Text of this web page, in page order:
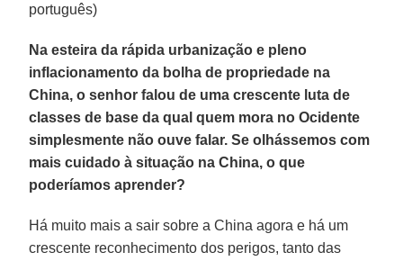
português)
Na esteira da rápida urbanização e pleno
inflacionamento da bolha de propriedade na
China, o senhor falou de uma crescente luta de
classes de base da qual quem mora no Ocidente
simplesmente não ouve falar. Se olhássemos com
mais cuidado à situação na China, o que
poderíamos aprender?
Há muito mais a sair sobre a China agora e há um
crescente reconhecimento dos perigos, tanto das